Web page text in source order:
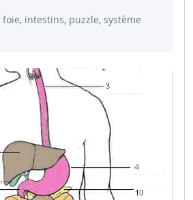
intestins, puzzle, système